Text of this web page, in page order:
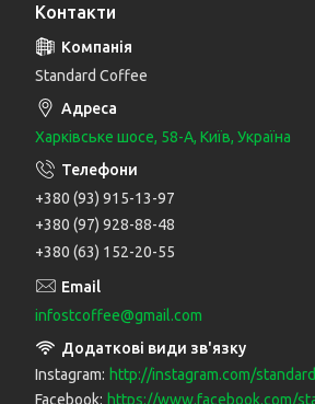
Контакти
Standard Coffee
Харківське шосе, 58-А, Київ, Україна
+380 (93) 915-13-97
+380 (97) 928-88-48
+380 (63) 152-20-55
infostcoffee@gmail.com
Instagram
http://instagram.com/
Facebook